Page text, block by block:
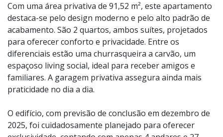
Com uma área privativa de 91,52 m², este apartamento
destaca-se pelo design moderno e pelo alto padrão de
acabamento. São 2 quartos, ambos suítes, projetados
para oferecer conforto e privacidade. Entre os
diferenciais estão uma churrasqueira a carvão, um
espaçoso living social, ideal para receber amigos e
familiares. A garagem privativa assegura ainda mais
praticidade no dia a dia.
O edifício, com previsão de conclusão em dezembro de
2025, foi cuidadosamente planejado para oferecer